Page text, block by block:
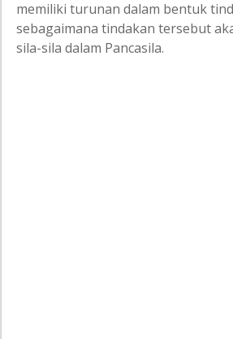
memiliki turunan dalam bentuk
sebagaimana tindakan tersebut
sila-sila dalam Pancasila.